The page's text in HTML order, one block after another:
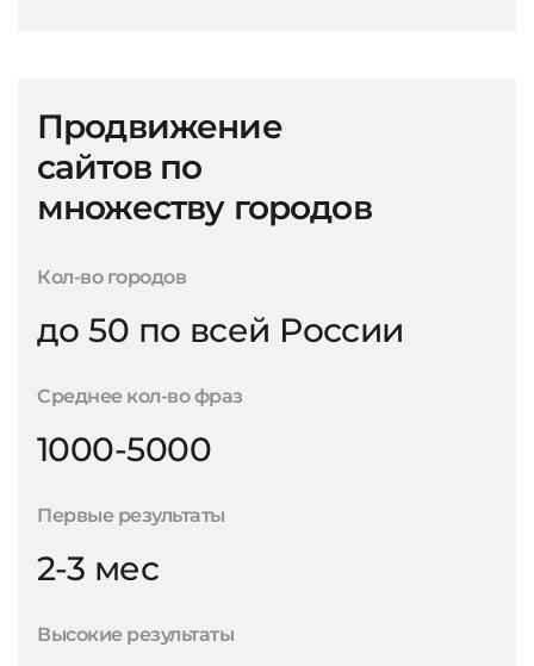
Продвижение
сайтов по
множеству городов
Кол-во городов
до 50 по всей России
Среднее кол-во фраз
1000-5000
Первые результаты
2-3 мес
Высокие результаты